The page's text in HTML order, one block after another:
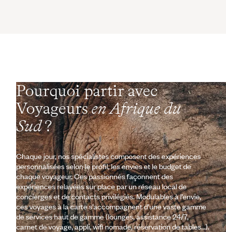
Pourquoi partir avec
Voyageursen Afrique du
Sud?
Chaque jour, nos spécialistes composent des expériences
personnalisées selon le profil, les envies et le budget de
chaque voyageur. Ces passionnés façonnent des
expériences relayées sur place par un réseau local de
concierges et de contacts privilégiés. Modulables à l’envie,
ces voyages à la carte s’accompagnent d’une vaste gamme
de services haut de gamme (lounges, assistance 24/7,
carnet de voyage, appli, wifi nomade, réservation de tables…).